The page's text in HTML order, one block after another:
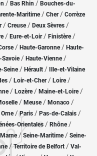
/ Bas Rhin / Bouches-du-
Maritime/ Cher / Corrèze
/ Creuse/ Deux Sèvres /
/ Eure-et-Loir / Finistère/
/ Haute-Garonne/ Haute-
Savoie/ Haute-Vienne/
Seine/ Hérault / Ille-et-Vilaine
/ Loir-et-Cher/ Loire/
/ Lozère / Maine-et-Loire/
/ Meuse/ Monaco /
Orne/Paris / Pas-de-Calais /
Orientales / Rhône/
/ Seine-Maritime/ Seine-
/Territoire de Belfort / Val-